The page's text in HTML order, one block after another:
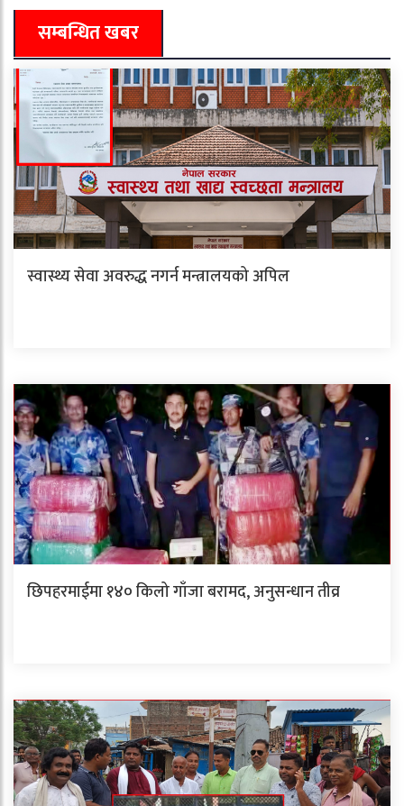
सम्बन्धित खबर
स्वास्थ्य सेवा अवरुद्ध नगर्न मन्त्रालयको अपिल
छिपहरमाईमा १४० किलो गाँजा बरामद, अनुसन्धान तीव्र